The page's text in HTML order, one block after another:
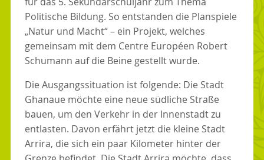
Politische Bildung. So entstanden die Planspiele
„Natur und Macht“ – ein Projekt, welches
gemeinsam mit dem Centre Européen Robert
Schumann auf die Beine gestellt wurde.
Die Ausgangssituation ist folgende: Die Stadt
Ghanaue möchte eine neue südliche Straße
bauen, um den Verkehr in der Innenstadt zu
entlasten. Davon erfährt jetzt die kleine Stadt
Arrira, die sich ein paar Kilometer hinter der